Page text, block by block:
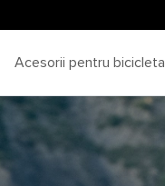
Acesorii pentru bicicleta